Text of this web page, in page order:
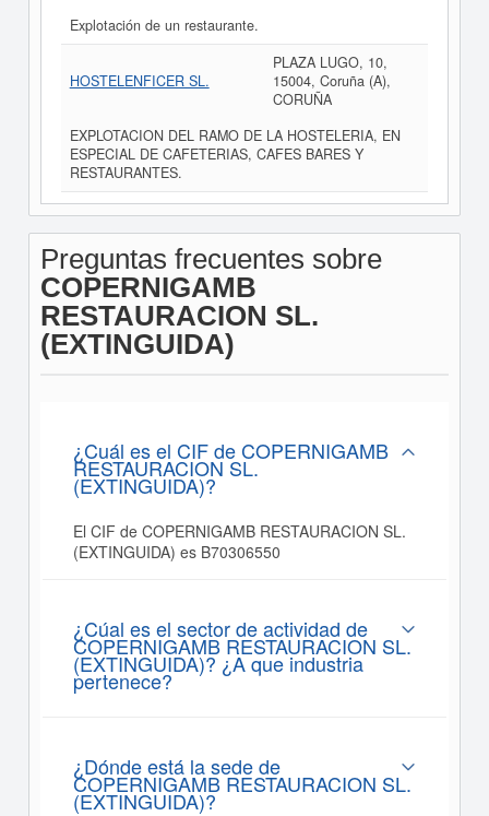
Explotación de un restaurante.
HOSTELENFICER SL.
PLAZA LUGO, 10,
15004, Coruña (A),
CORUÑA
EXPLOTACION DEL RAMO DE LA HOSTELERIA, EN
ESPECIAL DE CAFETERIAS, CAFES BARES Y
RESTAURANTES.
Preguntas frecuentes sobre
COPERNIGAMB
RESTAURACION SL.
(EXTINGUIDA)
¿Cuál es el CIF de COPERNIGAMB
RESTAURACION SL.
(EXTINGUIDA)?
El CIF de COPERNIGAMB RESTAURACION SL.
(EXTINGUIDA) es B70306550
¿Cúal es el sector de actividad de
COPERNIGAMB RESTAURACION SL.
(EXTINGUIDA)? ¿A que industria
pertenece?
¿Dónde está la sede de
COPERNIGAMB RESTAURACION SL.
(EXTINGUIDA)?